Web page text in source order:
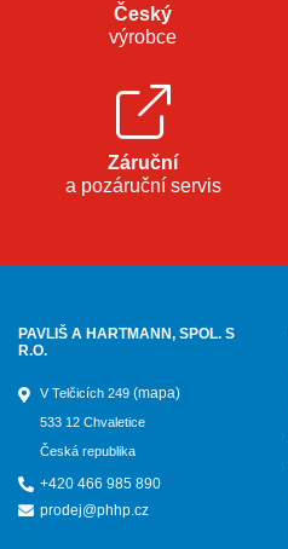
Český
výrobce
Záruční
a pozáruční servis
PAVLIŠ A HARTMANN, SPOL. S
R.O.
V Telčicích 249 (mapa)
533 12 Chvaletice
Česká republika
+420 466 985 890
prodej@phhp.cz